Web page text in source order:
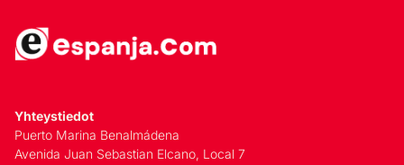
Yhteystiedot
Puerto Marina Benalmádena
Avenida Juan Sebastian Elcano, Local 7